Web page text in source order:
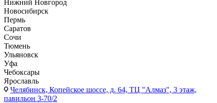
Нижний Новгород
Новосибирск
Пермь
Саратов
Сочи
Тюмень
Ульяновск
Уфа
Чебоксары
Ярославль
Челябинск, Копейское шоссе, д. 64, ТЦ "Алмаз", 3 этаж,
павильон 3-70/2